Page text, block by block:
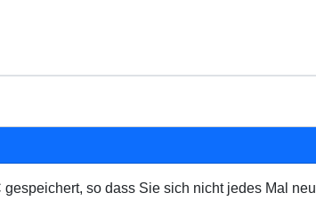
so dass Sie sich nicht jedes Mal neu